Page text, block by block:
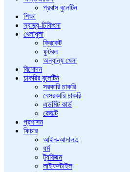
প্রবাস বুলেটিন
শিক্ষা
স্বাস্থ্য-চিকিৎসা
খেলাধুলা
ক্রিকেট
ফুটবল
অন্যান্য খেলা
বিনোদন
চাকরির বুলেটিন
সরকারি চাকরি
বেসরকারি চাকরি
এডমিট কার্ড
রেজাল্ট
প্রশাসন
ফিচার
আইন-আদালত
ধর্ম
ট্যুরিজম
লাইফস্টাইল